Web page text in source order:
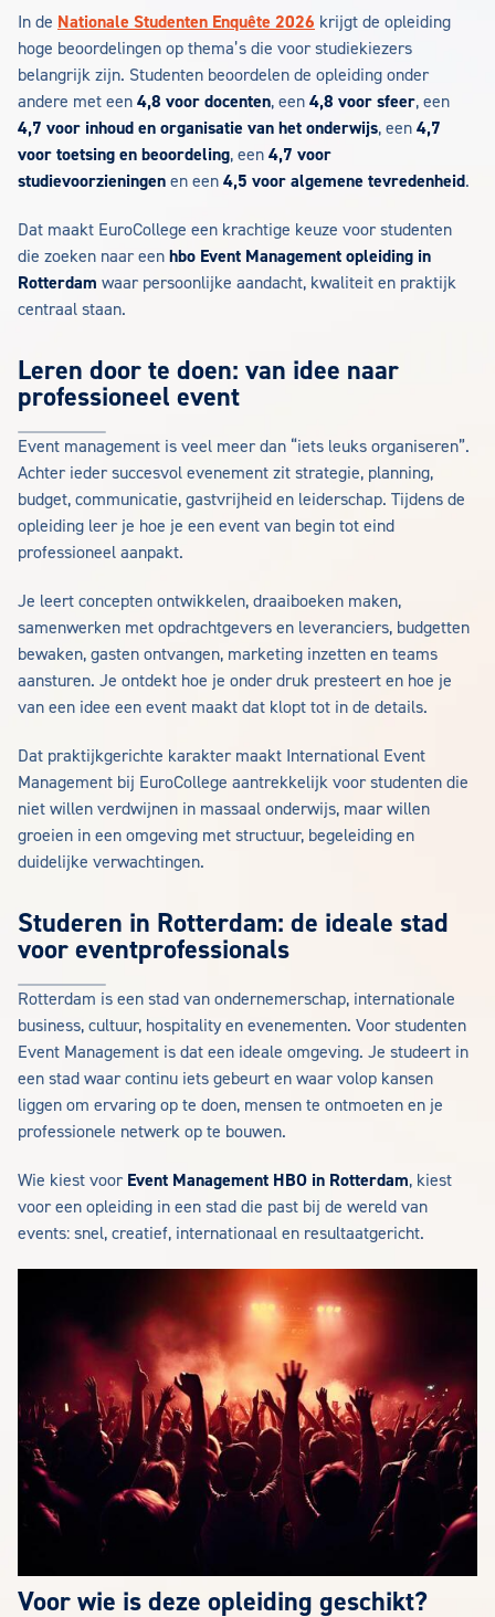
In de Nationale Studenten Enquête 2026 krijgt de opleiding
hoge beoordelingen op thema’s die voor studiekiezers
belangrijk zijn. Studenten beoordelen de opleiding onder
andere met een 4,8 voor docenten, een 4,8 voor sfeer, een
4,7 voor inhoud en organisatie van het onderwijs, een 4,7
voor toetsing en beoordeling, een 4,7 voor
studievoorzieningen en een 4,5 voor algemene tevredenheid.
Dat maakt EuroCollege een krachtige keuze voor studenten
die zoeken naar een hbo Event Management opleiding in
Rotterdam waar persoonlijke aandacht, kwaliteit en praktijk
centraal staan.
Leren door te doen: van idee naar
professioneel event
Event management is veel meer dan “iets leuks organiseren”.
Achter ieder succesvol evenement zit strategie, planning,
budget, communicatie, gastvrijheid en leiderschap. Tijdens de
opleiding leer je hoe je een event van begin tot eind
professioneel aanpakt.
Je leert concepten ontwikkelen, draaiboeken maken,
samenwerken met opdrachtgevers en leveranciers, budgetten
bewaken, gasten ontvangen, marketing inzetten en teams
aansturen. Je ontdekt hoe je onder druk presteert en hoe je
van een idee een event maakt dat klopt tot in de details.
Dat praktijkgerichte karakter maakt International Event
Management bij EuroCollege aantrekkelijk voor studenten die
niet willen verdwijnen in massaal onderwijs, maar willen
groeien in een omgeving met structuur, begeleiding en
duidelijke verwachtingen.
Studeren in Rotterdam: de ideale stad
voor eventprofessionals
Rotterdam is een stad van ondernemerschap, internationale
business, cultuur, hospitality en evenementen. Voor studenten
Event Management is dat een ideale omgeving. Je studeert in
een stad waar continu iets gebeurt en waar volop kansen
liggen om ervaring op te doen, mensen te ontmoeten en je
professionele netwerk op te bouwen.
Wie kiest voor Event Management HBO in Rotterdam, kiest
voor een opleiding in een stad die past bij de wereld van
events: snel, creatief, internationaal en resultaatgericht.
Voor wie is deze opleiding geschikt?